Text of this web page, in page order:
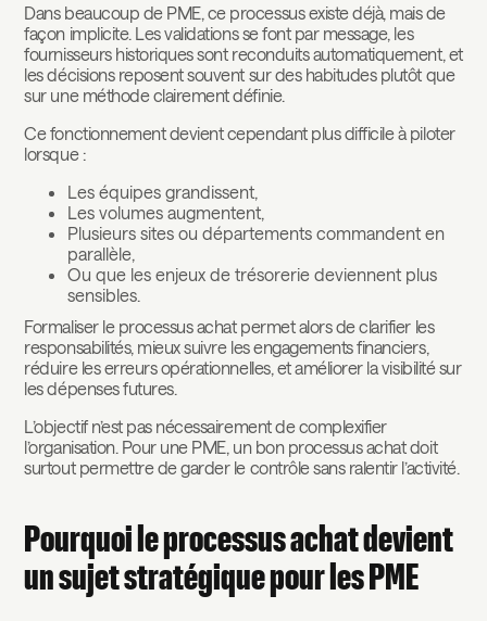
Dans beaucoup de PME, ce processus existe déjà, mais de
façon implicite. Les validations se font par message, les
fournisseurs historiques sont reconduits automatiquement, et
les décisions reposent souvent sur des habitudes plutôt que
sur une méthode clairement définie.
Ce fonctionnement devient cependant plus difficile à piloter
lorsque :
Les équipes grandissent,
Les volumes augmentent,
Plusieurs sites ou départements commandent en
parallèle,
Ou que les enjeux de trésorerie deviennent plus
sensibles.
Formaliser le processus achat permet alors de clarifier les
responsabilités, mieux suivre les engagements financiers,
réduire les erreurs opérationnelles, et améliorer la visibilité sur
les dépenses futures.
L’objectif n’est pas nécessairement de complexifier
l’organisation. Pour une PME, un bon processus achat doit
surtout permettre de garder le contrôle sans ralentir l’activité.
Pourquoi le processus achat devient
un sujet stratégique pour les PME